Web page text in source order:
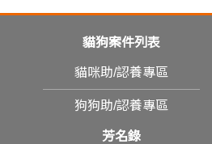
貓狗案件列表
貓咪助/認養專區
狗狗助/認養專區
芳名錄